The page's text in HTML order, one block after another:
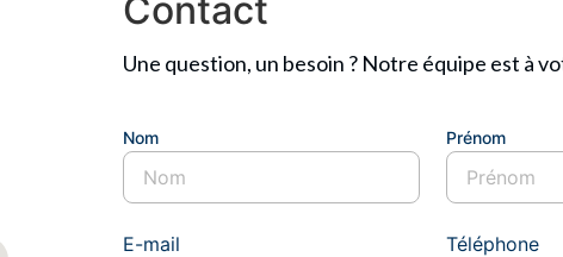
Contact
Une question, un besoin ? Notre équipe est à
Nom
Nom Prenom
Prénom
E-mail Téléphone